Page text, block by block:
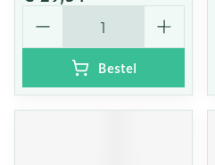
Aantal
Bestel